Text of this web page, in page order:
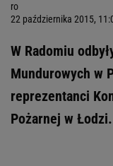
ro
22 października 2015,
W Radomiu
Mundurowych w
reprezentanci
Pożarnej w Łodzi.